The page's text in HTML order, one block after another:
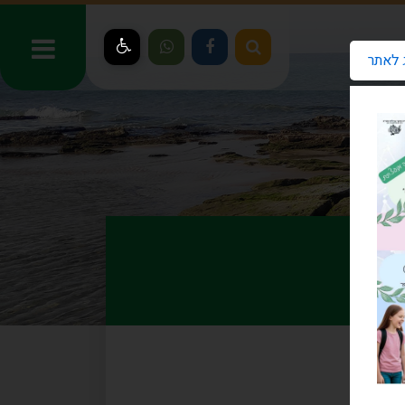
לאתר